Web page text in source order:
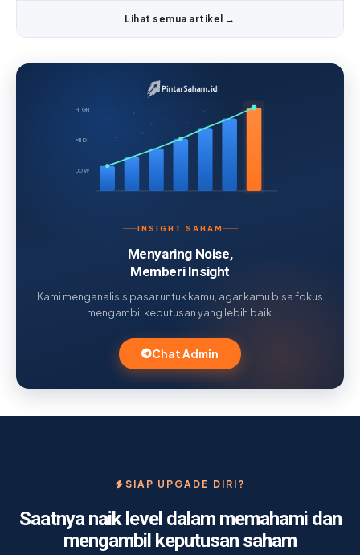
Lihat semua artikel →
HIGH
MID
LOW
INSIGHT SAHAM
Menyaring Noise,
Memberi Insight
Kami menganalisis pasar untuk kamu, agar kamu bisa fokus
mengambil keputusan yang lebih baik.
Chat Admin
SIAP UPGADE DIRI?
Saatnya naik level dalam memahami dan
mengambil keputusan saham